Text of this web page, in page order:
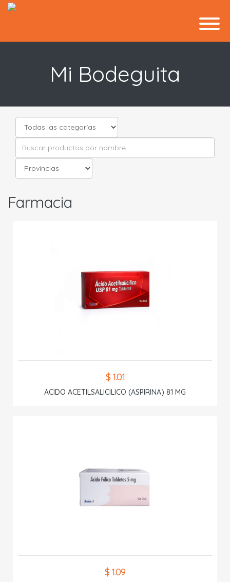
Mi Bodeguita
Farmacia
$ 1.01
ACIDO ACETILSALICILICO (ASPIRINA) 81 MG
$ 1.09